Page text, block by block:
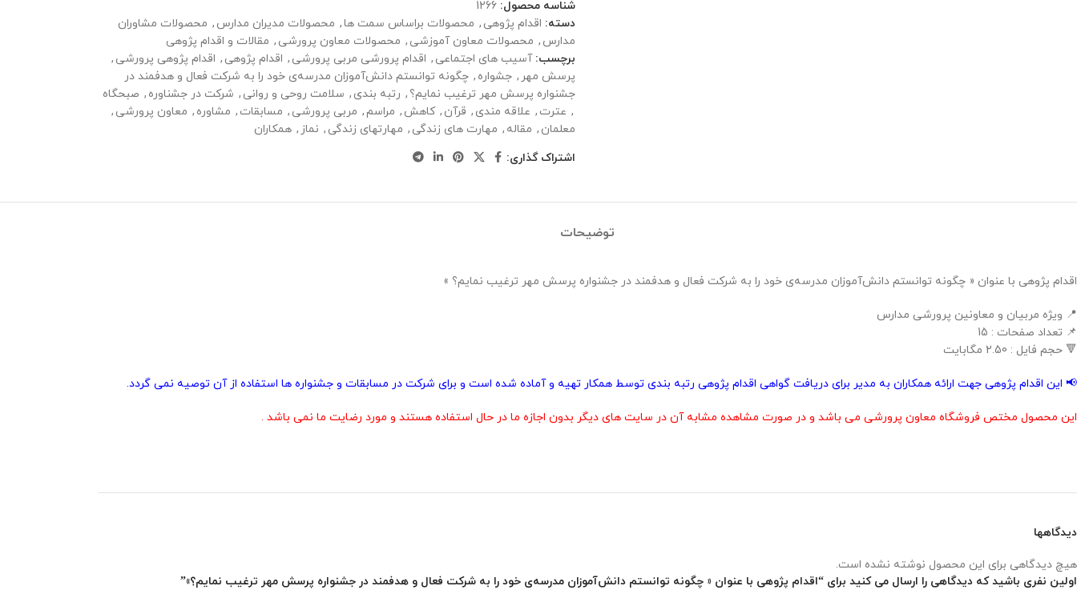
شناسه محصول: 1266
دسته: اقدام پژوهی , محصولات براساس سمت ها, محصولات مدیران مدارس , محصولات مشاوران
مدارس , محصولات معاون آموزشی , محصولات معاون پرورشی , مقالات و اقدام پژوهی
برچسب: آسیب های اجتماعی , اقدام پرورشی مربی پرورشی , اقدام پژوهی , اقدام پژوهی پرورشی ,
پرسش مهر , جشواره , چگونه توانستم دانش‌آموزان مدرسه‌ی خود را به شرکت فعال و هدفمند در
جشنواره پرسش مهر ترغیب نمایم؟ , رتبه بندی , سلامت روحی و روانی , شرکت در جشناوره , صبحگاه
, عترت , علاقه مندی , قرآن , کاهش , مراسم, مربی پرورشی , مسابقات , مشاوره , معاون پرورشی ,
معلمان , مقاله , مهارت های زندگی , مهارتهای زندگی , نماز , همکاران
اشتراک گذاری:
توضیحات
اقدام پژوهی با عنوان « چگونه توانستم دانش‌آموزان مدرسه‌ی خود را به شرکت فعال و هدفمند در جشنواره پرسش مهر ترغیب نمایم؟ »
📍 ویژه مربیان و معاونین پرورشی مدارس
📌 تعداد صفحات : 15
🔻 حجم فایل : 2.50 مگابایت
📢 این اقدام پژوهی جهت ارائه همکاران به مدیر برای دریافت گواهی اقدام پژوهی رتبه بندی توسط همکار تهیه و آماده شده است و برای شرکت در مسابقات و جشنواره ها استفاده از آن توصیه نمی گردد.
این محصول مختص فروشگاه معاون پرورشی می باشد و در صورت مشاهده مشابه آن در سایت های دیگر بدون اجازه ما در حال استفاده هستند و مورد رضایت ما نمی باشد .
دیدگاهها
هیچ دیدگاهی برای این محصول نوشته نشده است.
اولین نفری باشید که دیدگاهی را ارسال می کنید برای “اقدام پژوهی با عنوان « چگونه توانستم دانش‌آموزان مدرسه‌ی خود را به شرکت فعال و هدفمند در جشنواره پرسش مهر ترغیب نمایم؟»”